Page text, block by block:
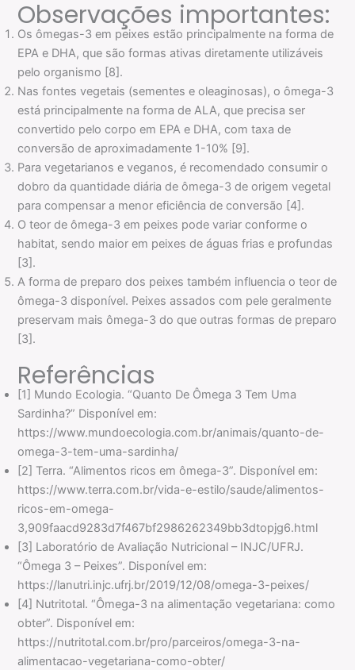
Observações importantes:
Os ômegas-3 em peixes estão principalmente na forma de
EPA e DHA, que são formas ativas diretamente utilizáveis
pelo organismo [8].
Nas fontes vegetais (sementes e oleaginosas), o ômega-3
está principalmente na forma de ALA, que precisa ser
convertido pelo corpo em EPA e DHA, com taxa de
conversão de aproximadamente 1-10% [9].
Para vegetarianos e veganos, é recomendado consumir o
dobro da quantidade diária de ômega-3 de origem vegetal
para compensar a menor eficiência de conversão [4].
O teor de ômega-3 em peixes pode variar conforme o
habitat, sendo maior em peixes de águas frias e profundas
[3].
A forma de preparo dos peixes também influencia o teor de
ômega-3 disponível. Peixes assados com pele geralmente
preservam mais ômega-3 do que outras formas de preparo
[3].
Referências
[1] Mundo Ecologia. “Quanto De Ômega 3 Tem Uma
Sardinha?” Disponível em:
https://www.mundoecologia.com.br/animais/quanto-de-
omega-3-tem-uma-sardinha/
[2] Terra. “Alimentos ricos em ômega-3”. Disponível em:
https://www.terra.com.br/vida-e-estilo/saude/alimentos-
ricos-em-omega-
3,909faacd9283d7f467bf2986262349bb3dtopjg6.html
[3] Laboratório de Avaliação Nutricional – INJC/UFRJ.
“Ômega 3 – Peixes”. Disponível em:
https://lanutri.injc.ufrj.br/2019/12/08/omega-3-peixes/
[4] Nutritotal. “Ômega-3 na alimentação vegetariana: como
obter”. Disponível em:
https://nutritotal.com.br/pro/parceiros/omega-3-na-
alimentacao-vegetariana-como-obter/